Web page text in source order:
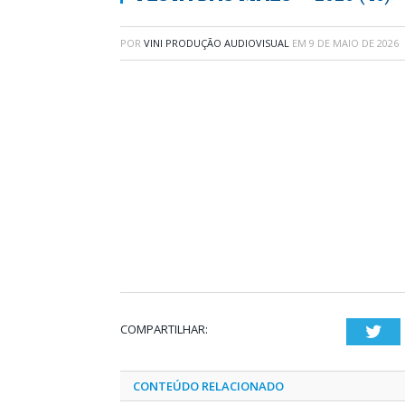
POR VINI PRODUÇÃO AUDIOVISUAL EM 9 DE MAIO DE 2026
COMPARTILHAR:
CONTEÚDO RELACIONADO